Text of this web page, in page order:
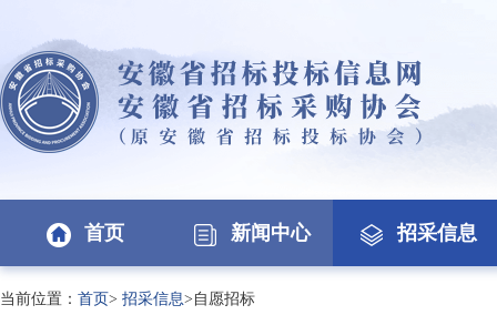
首页 新闻中心 招采信息
当前位置： 首页> 招采信息>自愿招标